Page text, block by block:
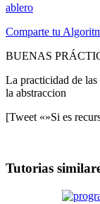
ablero
Comparte tu
BUENAS
La practicidad de
la abstraccion
[Tweet «»Si es
Tutorias